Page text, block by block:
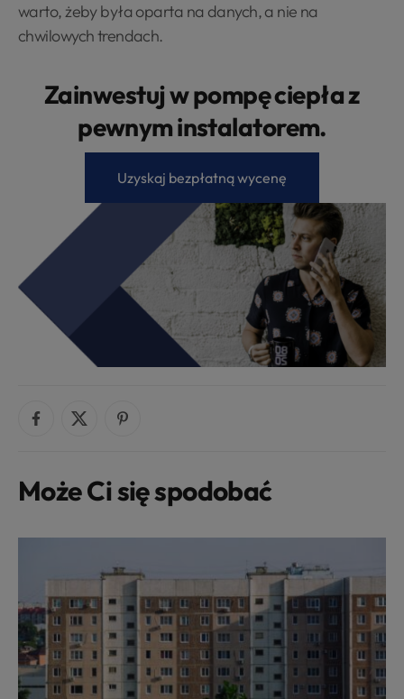
warto, żeby była oparta na danych, a nie na
chwilowych trendach.
Zainwestuj w pompę ciepła z
pewnym instalatorem.
Uzyskaj bezpłatną wycenę
Może Ci się spodobać